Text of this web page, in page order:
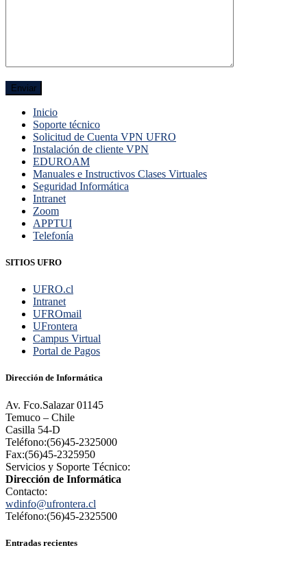
Inicio
Soporte técnico
Solicitud de Cuenta VPN UFRO
Instalación de cliente VPN
EDUROAM
Manuales e Instructivos Clases Virtuales
Seguridad Informática
Intranet
Zoom
APPTUI
Telefonía
SITIOS UFRO
UFRO.cl
Intranet
UFROmail
UFrontera
Campus Virtual
Portal de Pagos
Dirección de Informática
Av. Fco.Salazar 01145
Temuco – Chile
Casilla 54-D
Teléfono:(56)45-2325000
Fax:(56)45-2325950
Servicios y Soporte Técnico:
Dirección de Informática
Contacto:
wdinfo@ufrontera.cl
Teléfono:(56)45-2325500
Entradas recientes